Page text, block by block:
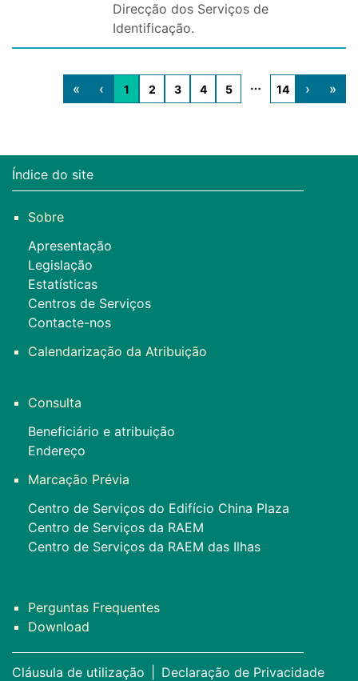
Direcção dos Serviços de
Identificação.
« ‹ 1 2 3 4 5
More pages
14 › »
Índice do site
Sobre
Apresentação
Legislação
Estatísticas
Centros de Serviços
Contacte-nos
Calendarização da Atribuição
Consulta
Beneficiário e atribuição
Endereço
Marcação Prévia
Centro de Serviços do Edifício China Plaza
Centro de Serviços da RAEM
Centro de Serviços da RAEM das Ilhas
Perguntas Frequentes
Download
Cláusula de utilização
Declaração de Privacidade